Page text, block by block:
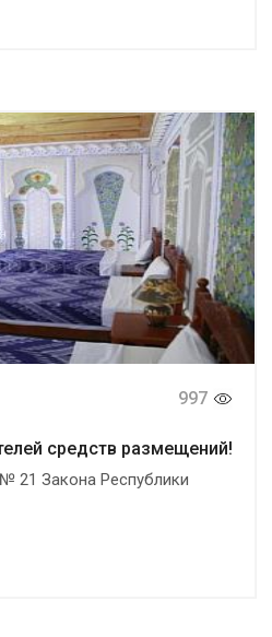
997
средств размещений!
21 Закона Республики